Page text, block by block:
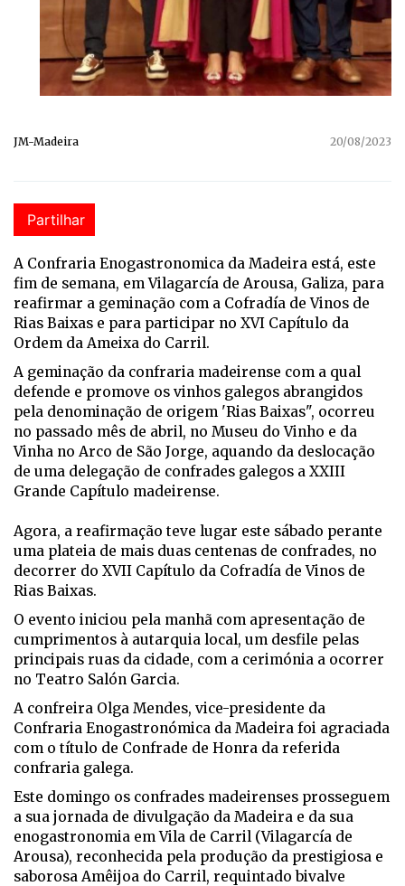
JM-Madeira 20/08/2023
Partilhar
A Confraria Enogastronomica da Madeira está, este
fim de semana, em Vilagarcía de Arousa, Galiza, para
reafirmar a geminação com a Cofradía de Vinos de
Rias Baixas e para participar no XVI Capítulo da
Ordem da Ameixa do Carril.
A geminação da confraria madeirense com a qual
defende e promove os vinhos galegos abrangidos
pela denominação de origem 'Rias Baixas", ocorreu
no passado mês de abril, no Museu do Vinho e da
Vinha no Arco de São Jorge, aquando da deslocação
de uma delegação de confrades galegos a XXIII
Grande Capítulo madeirense.
Agora, a reafirmação teve lugar este sábado perante
uma plateia de mais duas centenas de confrades, no
decorrer do XVII Capítulo da Cofradía de Vinos de
Rias Baixas.
O evento iniciou pela manhã com apresentação de
cumprimentos à autarquia local, um desfile pelas
principais ruas da cidade, com a cerimónia a ocorrer
no Teatro Salón Garcia.
A confreira Olga Mendes, vice-presidente da
Confraria Enogastronómica da Madeira foi agraciada
com o título de Confrade de Honra da referida
confraria galega.
Este domingo os confrades madeirenses prosseguem
a sua jornada de divulgação da Madeira e da sua
enogastronomia em Vila de Carril (Vilagarcía de
Arousa), reconhecida pela produção da prestigiosa e
saborosa Amêijoa do Carril, requintado bivalve